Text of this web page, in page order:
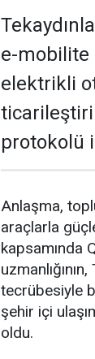
e-mobilite
elektrikli
protokolü
Anlaşma,
araçlarla
kapsamında
tecrübesiyle
şehir içi
oldu.